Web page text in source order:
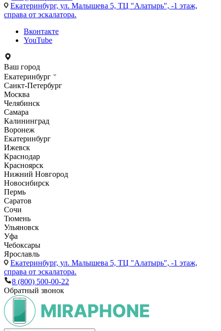
Екатеринбург, ул. Малышева 5, ТЦ "Алатырь", -1 этаж,
справа от эскалатора.
Вконтакте
YouTube
Ваш город
Екатеринбург
Санкт-Петербург
Москва
Челябинск
Самара
Калининград
Воронеж
Екатеринбург
Ижевск
Краснодар
Красноярск
Нижний Новгород
Новосибирск
Пермь
Саратов
Сочи
Тюмень
Ульяновск
Уфа
Чебоксары
Ярославль
Екатеринбург, ул. Малышева 5, ТЦ "Алатырь", -1 этаж,
справа от эскалатора.
8 (800) 500-00-22
Обратный звонок